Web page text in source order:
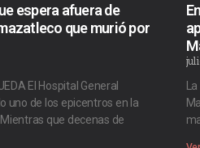
espera afuera de
que murió por
El Hospital General
uno de los epicentros en la
que decenas de